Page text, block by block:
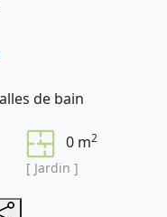
de bain
0 m2
[ Jardin ]